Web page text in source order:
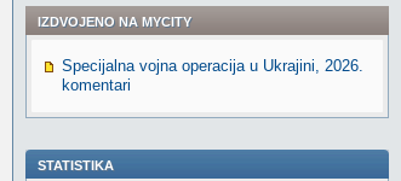
IZDVOJENO NA MYCITY
Specijalna vojna operacija u Ukrajini, 2026.
komentari
STATISTIKA